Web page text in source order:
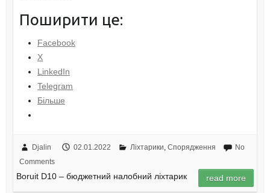
Поширити це:
Facebook
X
LinkedIn
Telegram
Більше
Djalin 02.01.2022 Ліхтарики, Спорядження
No
Comments
Boruit D10 – бюджетний налобний ліхтарик read more